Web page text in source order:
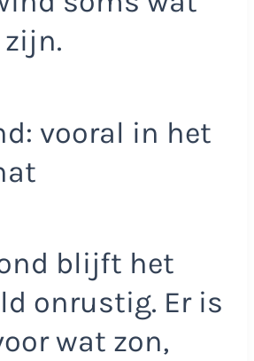
vooral in het
blijft het
onrustig. Er is
wat zon,